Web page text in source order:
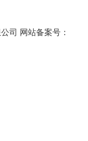
司 网站备案号：